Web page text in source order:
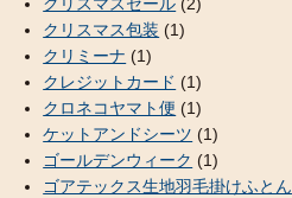
クリスマスセール (2)
クリスマス包装 (1)
クリミーナ (1)
クレジットカード (1)
クロネコヤマト便 (1)
ケットアンドシーツ (1)
ゴールデンウィーク (1)
ゴアテックス生地羽毛掛けふとん